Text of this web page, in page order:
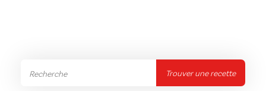
Trouver une recette